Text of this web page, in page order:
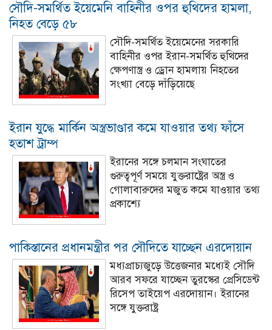
সৌদি-সমর্থিত ইয়েমেনি বাহিনীর ওপর হুথিদের হামলা,
নিহত বেড়ে ৫৮
সৌদি-সমর্থিত ইয়েমেনের সরকারি
বাহিনীর ওপর ইরান-সমর্থিত হুথিদের
ক্ষেপণাস্ত্র ও ড্রোন হামলায় নিহতের
সংখ্যা বেড়ে দাঁড়িয়েছে
ইরান যুদ্ধে মার্কিন অস্ত্রভাণ্ডার কমে যাওয়ার তথ্য ফাঁসে
হতাশ ট্রাম্প
ইরানের সঙ্গে চলমান সংঘাতের
গুরুত্বপূর্ণ সময়ে যুক্তরাষ্ট্রের অস্ত্র ও
গোলাবারুদের মজুত কমে যাওয়ার তথ্য
প্রকাশ্যে
পাকিস্তানের প্রধানমন্ত্রীর পর সৌদিতে যাচ্ছেন এরদোয়ান
মধ্যপ্রাচ্যজুড়ে উত্তেজনার মধ্যেই সৌদি
আরব সফরে যাচ্ছেন তুরস্কের প্রেসিডেন্ট
রিসেপ তাইয়েপ এরদোয়ান। ইরানের
সঙ্গে যুক্তরাষ্ট্র